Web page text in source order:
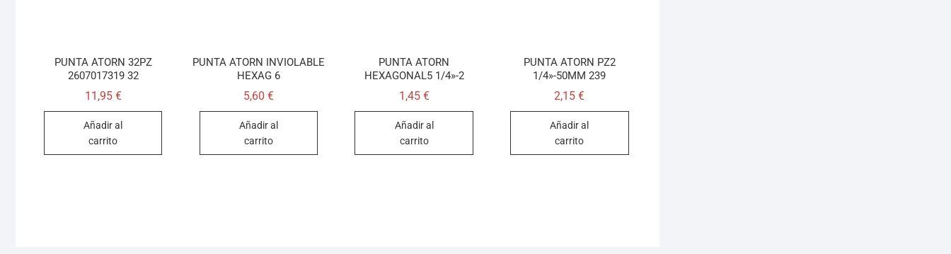
PUNTA ATORN 32PZ
2607017319 32
11,95 €
Añadir al
carrito
PUNTA ATORN INVIOLABLE
HEXAG 6
5,60 €
Añadir al
carrito
PUNTA ATORN
HEXAGONAL5 1/4»-2
1,45 €
Añadir al
carrito
PUNTA ATORN PZ2
1/4»-50MM 239
2,15€
Añadir al
carrito